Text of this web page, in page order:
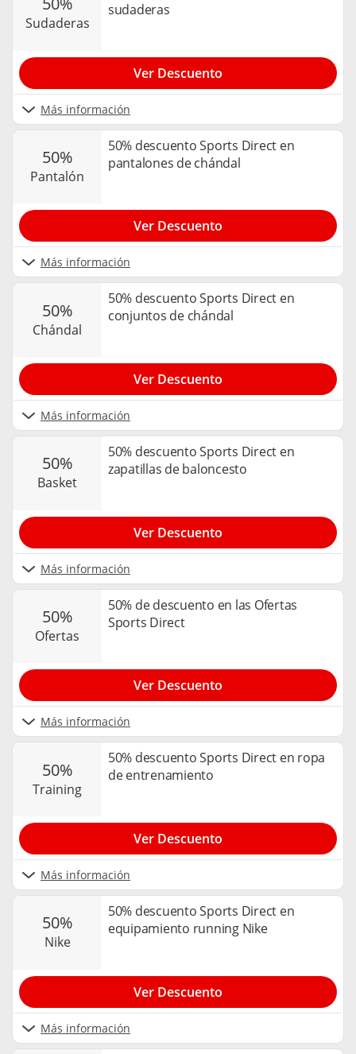
sudaderas
sudaderas
Más información
Ver Descuento
50%
pantalón
50% descuento Sports Direct en
pantalones de chándal
Más información
Ver Descuento
50%
chándal
50% descuento Sports Direct en
conjuntos de chándal
Más información
Ver Descuento
50%
basket
50% descuento Sports Direct en
zapatillas de baloncesto
Más información
Ver Descuento
50%
ofertas
50% de descuento en las Ofertas
Sports Direct
Más información
Ver Descuento
50%
training
50% descuento Sports Direct en ropa
de entrenamiento
Más información
Ver Descuento
50%
nike
50% descuento Sports Direct en
equipamiento running Nike
Más información
Ver Descuento